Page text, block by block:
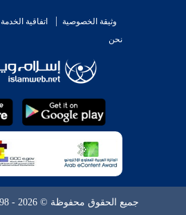
وثيقة الخصوصية اتفاقية الخدمة
نحن
جميع الحقوق محفوظة © 2026 - 1998 لشبكة إسلام ويب